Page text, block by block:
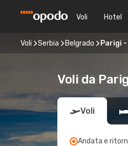
Voli Hotel
Voli Serbia Belgrado Parigi
Voli da
Voli
Andata e